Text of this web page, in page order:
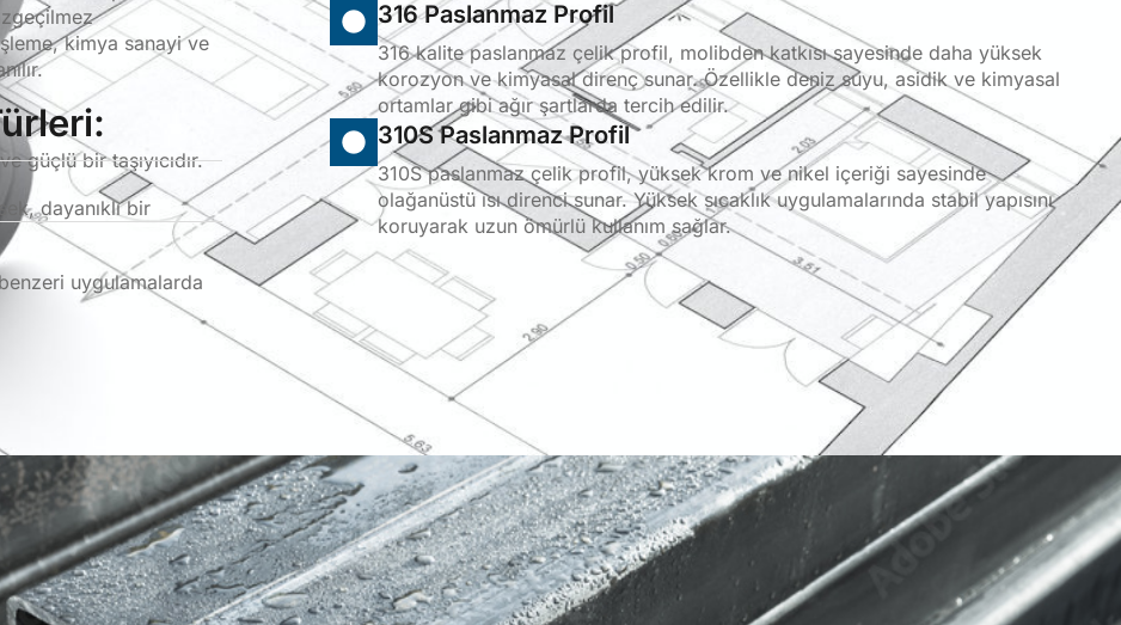
kimya sanayi ve
güçlü bir taşıyıcıdır.
dayanıklı bir
uygulamalarda
316 Paslanmaz Profil
316 kalite paslanmaz çelik profil, molibden katkısı sayesinde daha yüksek
korozyon ve kimyasal direnç sunar. Özellikle deniz suyu, asidik ve kimyasal
ortamlar gibi ağır şartlarda tercih edilir.
310S Paslanmaz Profil
310S paslanmaz çelik profil, yüksek krom ve nikel içeriği sayesinde
olağanüstü ısı direnci sunar. Yüksek sıcaklık uygulamalarında stabil yapısını
koruyarak uzun ömürlü kullanım sağlar.